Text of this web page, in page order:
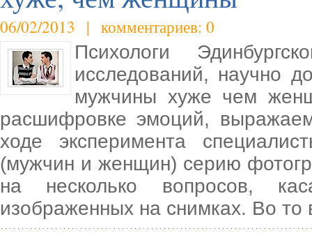
06/02/2013 | комментариев: 0
Психологи
исследований, научно
мужчины хуже чем
расшифровке эмоций,
ходе эксперимента
(мужчин и женщин) серию
на несколько вопросов,
изображенных на снимках. Во то